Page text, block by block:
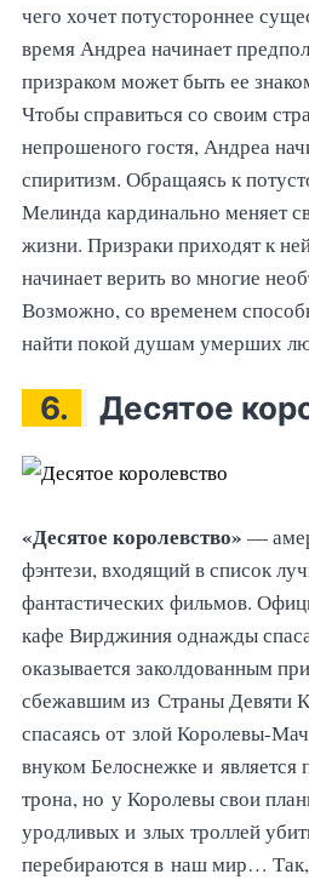
чего хочет потустороннее
время Андреа начинает
призраком может быть ее
Чтобы справиться со своим
непрошеного гостя, Андреа
спиритизм. Обращаясь к
Мелинда кардинально меняет
жизни. Призраки приходят к
начинает верить во многие
Возможно, со временем
найти покой душам умерших
6. Десятое
«Десятое королевство» —
фэнтези, входящий в список
фантастических фильмов.
кафе Вирджиния однажды
оказывается заколдованным
сбежавшим из Страны Девяти
спасаясь от злой Королевы-
внуком Белоснежке и
трона, но у Королевы свои
уродливых и злых троллей
перебираются в наш мир…